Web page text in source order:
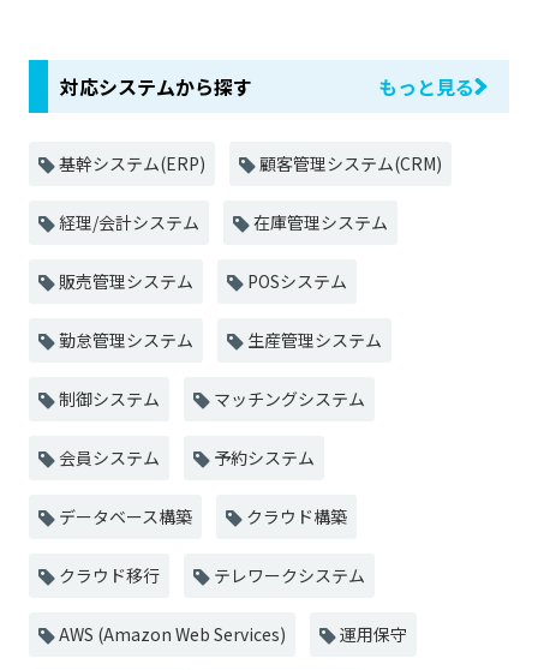
対応システムから探す もっと見る
基幹システム(ERP) 顧客管理システム(CRM)
経理/会計システム 在庫管理システム
販売管理システム POSシステム
勤怠管理システム 生産管理システム
制御システム マッチングシステム
会員システム 予約システム
データベース構築 クラウド構築
クラウド移行 テレワークシステム
AWS (Amazon Web Services) 運用保守